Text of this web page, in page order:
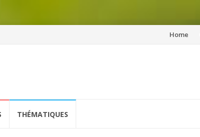
Aller
Home
THÉMATIQUES